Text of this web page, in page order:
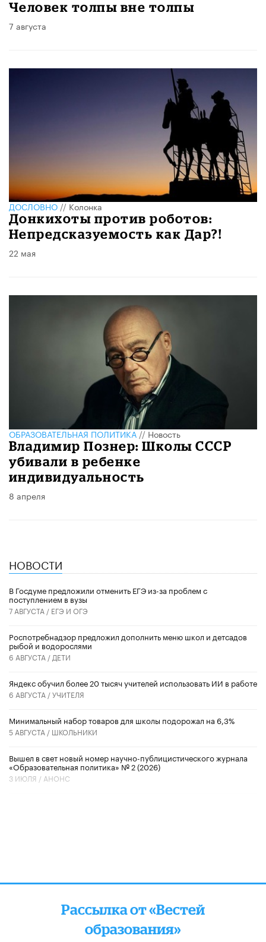
Человек толпы вне толпы
7 августа
ДОСЛОВНО//Колонка
Донкихоты против роботов:
Непредсказуемость как Дар?!
22 мая
ОБРАЗОВАТЕЛЬНАЯ ПОЛИТИКА//Новость
Владимир Познер: Школы СССР
убивали в ребенке
индивидуальность
8 апреля
НОВОСТИ
В Госдуме предложили отменить ЕГЭ из-за проблем с
поступлением в вузы
7 АВГУСТА / ЕГЭ И ОГЭ
Роспотребнадзор предложил дополнить меню школ и детсадов
рыбой и водорослями
6 АВГУСТА / ДЕТИ
​Яндекс обучил более 20 тысяч учителей использовать ИИ в работе
6 АВГУСТА /УЧИТЕЛЯ
Минимальный набор товаров для школы подорожал на 6,3%
5 АВГУСТА / ШКОЛЬНИКИ
Вышел в свет новый номер научно-публицистического журнала
«Образовательная политика» № 2 (2026)
3 ИЮЛЯ / АНОНС
Рассылка от «Вестей
образования»